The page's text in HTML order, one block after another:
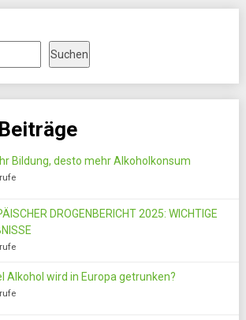
Suchen
Bildung, desto mehr Alkoholkonsum
DROGENBERICHT 2025: WICHTIGE
Alkohol wird in Europa getrunken?